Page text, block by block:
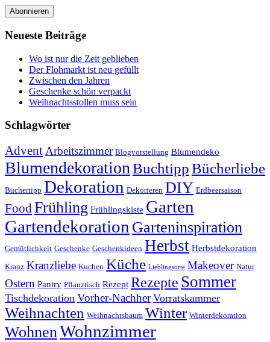
Abonnieren
Neueste Beiträge
Wo ist nur die Zeit geblieben
Der Flohmarkt ist neu gefüllt
Zwischen den Jahren
Geschenke schön verpackt
Weihnachtsstollen muss sein
Schlagwörter
Advent Arbeitszimmer Blogvorstellung Blumendeko
Blumendekoration BuchtippBücherliebe
Büchertipp Dekoration Dekorieren DIY Erdbeersaison
FoodFrühling Frühlingskiste Garten
Gartendekoration Garteninspiration
Gemütlichkeit Geschenke Geschenkideen Herbst Herbstdekoration
Kranz Kranzliebe Kuchen Küche Lieblingsorte Makeover Natur
Ostern Pantry Pflanztisch Rezept Rezepte Sommer
Tischdekoration Vorher-Nachher Vorratskammer
Weihnachten Weihnachtsbaum Winter Winterdekoration
WohnenWohnzimmer